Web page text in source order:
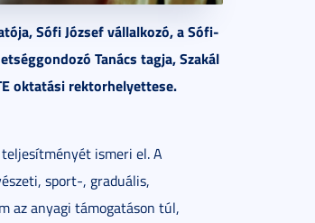
Sófi József vállalkozó, a Sófi-
Tanács tagja, Szakál
oktatási rektorhelyettese.
ismeri el. A
sport-, graduális,
az anyagi támogatáson túl,